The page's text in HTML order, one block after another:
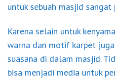
untuk sebuah masjid sangat
Karena selain untuk
warna dan motif karpet
suasana di dalam masjid.
bisa menjadi media untuk